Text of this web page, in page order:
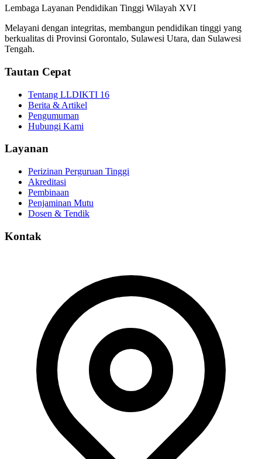
Lembaga Layanan Pendidikan Tinggi Wilayah XVI
Melayani dengan integritas, membangun pendidikan tinggi yang
berkualitas di Provinsi Gorontalo, Sulawesi Utara, dan Sulawesi
Tengah.
Tautan Cepat
Tentang LLDIKTI 16
Berita & Artikel
Pengumuman
Hubungi Kami
Layanan
Perizinan Perguruan Tinggi
Akreditasi
Pembinaan
Penjaminan Mutu
Dosen & Tendik
Kontak